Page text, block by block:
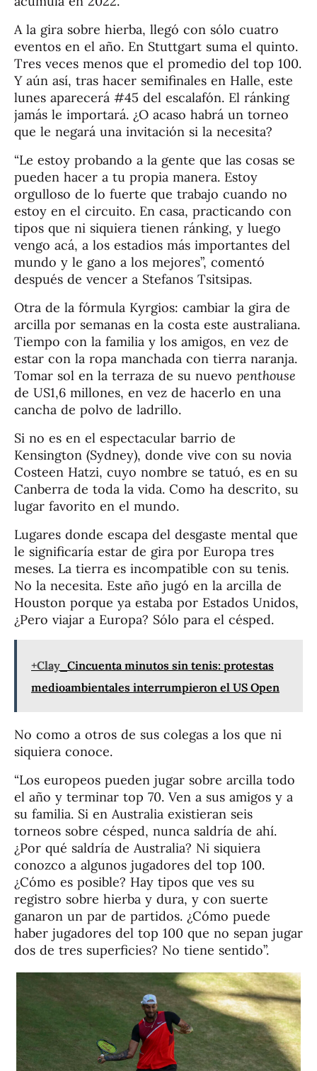
A la gira sobre hierba, llegó con sólo cuatro
eventos en el año. En Stuttgart suma el quinto.
Tres veces menos que el promedio del top 100.
Y aún así, tras hacer semifinales en Halle, este
lunes aparecerá #45 del escalafón. El ránking
jamás le importará. ¿O acaso habrá un torneo
que le negará una invitación si la necesita?
“Le estoy probando a la gente que las cosas se
pueden hacer a tu propia manera. Estoy
orgulloso de lo fuerte que trabajo cuando no
estoy en el circuito. En casa, practicando con
tipos que ni siquiera tienen ránking, y luego
vengo acá, a los estadios más importantes del
mundo y le gano a los mejores”, comentó
después de vencer a Stefanos Tsitsipas.
Otra de la fórmula Kyrgios: cambiar la gira de
arcilla por semanas en la costa este australiana.
Tiempo con la familia y los amigos, en vez de
estar con la ropa manchada con tierra naranja.
Tomar sol en la terraza de su nuevo penthouse
de US1,6 millones, en vez de hacerlo en una
cancha de polvo de ladrillo.
Si no es en el espectacular barrio de
Kensington (Sydney), donde vive con su novia
Costeen Hatzi, cuyo nombre se tatuó, es en su
Canberra de toda la vida. Como ha descrito, su
lugar favorito en el mundo.
Lugares donde escapa del desgaste mental que
le significaría estar de gira por Europa tres
meses. La tierra es incompatible con su tenis.
No la necesita. Este año jugó en la arcilla de
Houston porque ya estaba por Estados Unidos,
¿Pero viajar a Europa? Sólo para el césped.
+Clay Cincuenta minutos sin tenis: protestas
medioambientales interrumpieron el US Open
No como a otros de sus colegas a los que ni
siquiera conoce.
“Los europeos pueden jugar sobre arcilla todo
el año y terminar top 70. Ven a sus amigos y a
su familia. Si en Australia existieran seis
torneos sobre césped, nunca saldría de ahí.
¿Por qué saldría de Australia? Ni siquiera
conozco a algunos jugadores del top 100.
¿Cómo es posible? Hay tipos que ves su
registro sobre hierba y dura, y con suerte
ganaron un par de partidos. ¿Cómo puede
haber jugadores del top 100 que no sepan jugar
dos de tres superficies? No tiene sentido”.